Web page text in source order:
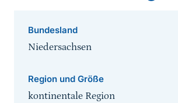
Bundesland
Niedersachsen
Region und Größe
kontinentale Region